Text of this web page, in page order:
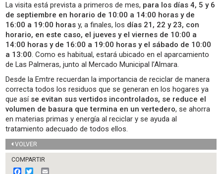
La visita está prevista a primeros de mes, para los días 4, 5 y 6
de septiembre en horario de 10:00 a 14:00 horas y de
16:00 a 19:00 horas y, a finales, los días 21, 22 y 23, con
horario, en este caso, el jueves y el viernes de 10:00 a
14:00 horas y de 16:00 a 19:00 horas y el sábado de 10:00
a 13:00. Como es habitual, estará ubicado en el aparcamiento
de Las Palmeras, junto al Mercado Municipal l’Almara.
Desde la Emtre recuerdan la importancia de reciclar de manera
correcta todos los residuos que se generan en los hogares ya
que así se evitan sus vertidos incontrolados, se reduce el
volumen de basura que termina en un vertedero, se ahorra
en materias primas y energía al reciclar y se ayuda al
tratamiento adecuado de todos ellos.
VOLVER
COMPARTIR
F